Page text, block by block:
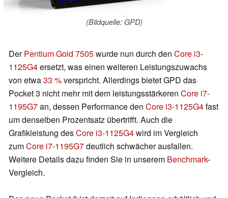
(Bildquelle: GPD)
DerPentium Gold 7505wurde nun durch den Core i3-
1125G4ersetzt, was einen weiteren Leistungszuwachs
von etwa33 %verspricht. Allerdings bietet GPD das
Pocket 3 nicht mehr mit dem leistungsstärkeren Core i7-
1195G7an, dessen Performance den Core i3-1125G4fast
um denselben Prozentsatz übertrifft. Auch die
Grafikleistung desCore i3-1125G4wird im Vergleich
zumCore i7-1195G7deutlich schwächer ausfallen.
Weitere Details dazu finden Sie in unserem Benchmark-
Vergleich.